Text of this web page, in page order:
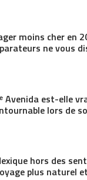
moins cher en
ne vous
Avenida est-elle
lors de
hors des
plus naturel